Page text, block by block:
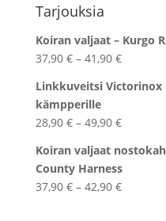
Tarjouksia
Koiran valjaat – Kurgo
37,90 € – 41,90 €
-
Linkkuveitsi Victorinox
kämpperille
28,90 € – 49,90 €
-
49,90 €
Koiran valjaat
County Harness
37,90 € – 42,90 €